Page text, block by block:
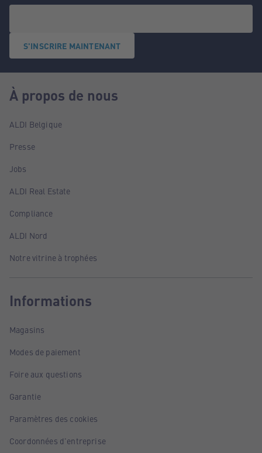
S'INSCRIRE MAINTENANT
À propos de nous
ALDI Belgique
Presse
Jobs
ALDI Real Estate
Compliance
ALDI Nord
Notre vitrine à trophées
Informations
Magasins
Modes de paiement
Foire aux questions
Garantie
Paramètres des cookies
Coordonnées d'entreprise